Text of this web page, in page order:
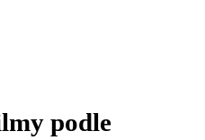
podle